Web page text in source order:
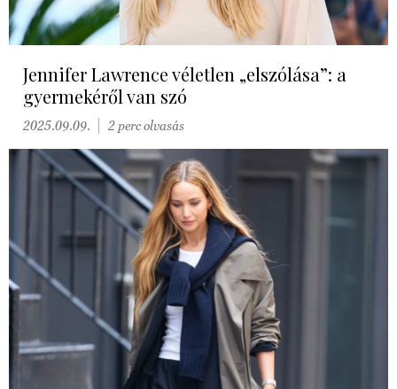
Jennifer Lawrence véletlen „elszólása”: a
gyermekéről van szó
2025.09.09. 2 perc olvasás